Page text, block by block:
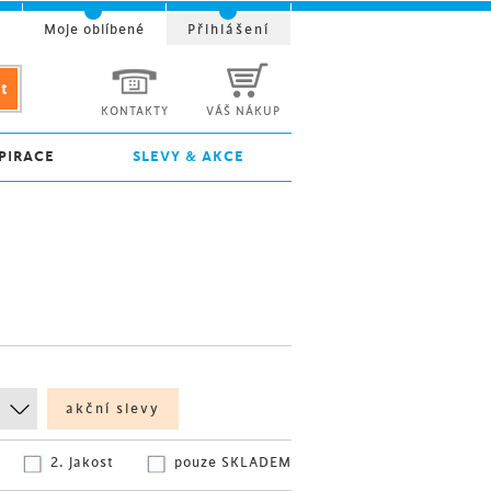
akční slevy
pouze SKLADEM
2. jakost
KONTAKTY VÁŠ NÁKUP
SLEVY & AKCE
Moje oblíbené Přihlášení